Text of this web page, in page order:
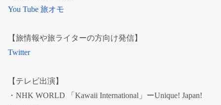
You Tube 旅オモ
【旅情報や旅ライターの方向け発信】
Twitter
【テレビ出演】
・NHK WORLD 「Kawaii International」ーUnique! Japan!